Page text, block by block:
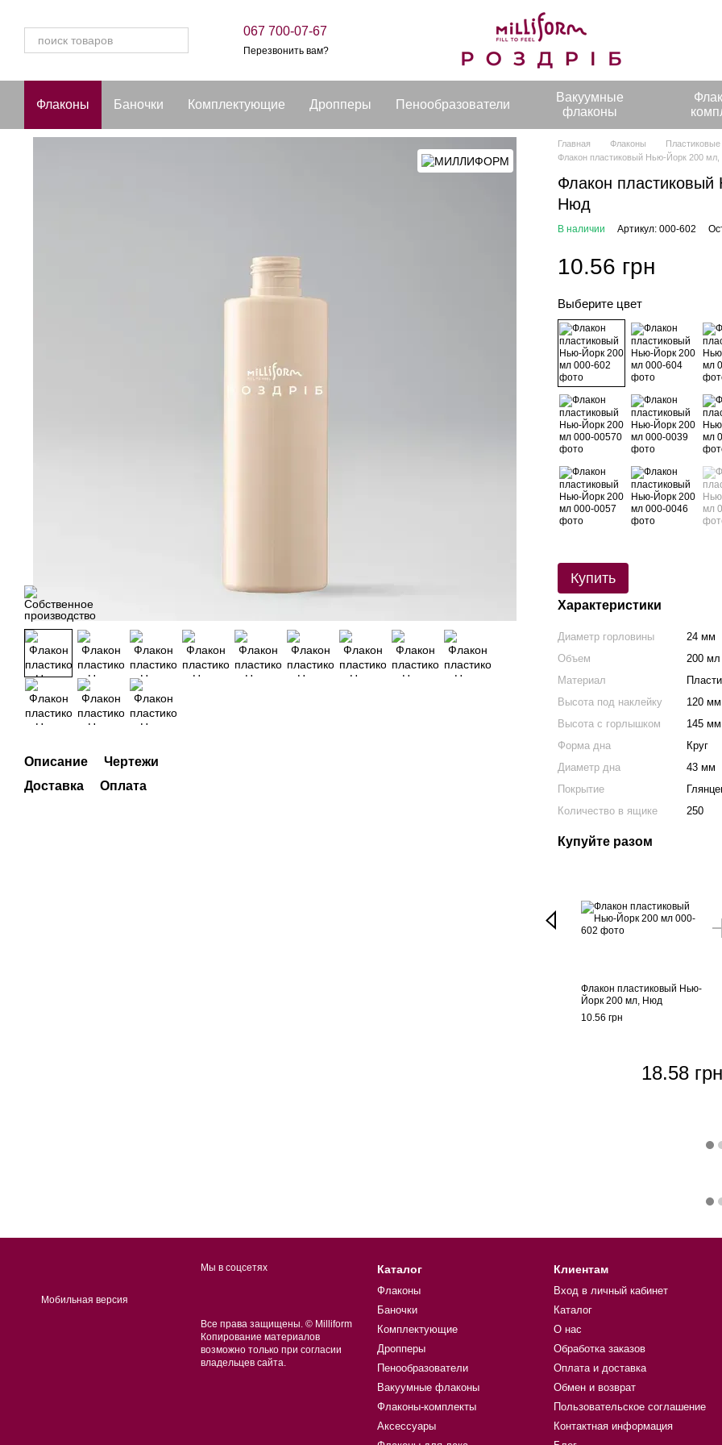
067 700-07-67
Перезвонить вам?
Флаконы Баночки Комплектующие Дропперы Пенообразователи
Вакуумные
флаконы
Описание
Чертежи
Доставка
Оплата
Главная Флаконы
Флакон пластиковый Нью-Йорк 200
Флакон
Нюд
В наличии Артикул: 000-602
10.56 грн
Выберите цвет
Купить
Характеристики
Диаметр горловины
24 мм
Объем
200 мл
Материал
Высота под наклейку
120 мм
Высота с горлышком
145 мм
Форма дна
Круг
Диаметр дна
43 мм
Покрытие
Количество в ящике
250
Купуйте разом
Флакон пластиковый Нью-
Йорк 200 мл, Нюд
10.56 грн
18.58 грн
Мобильная версия
Мы в соцсетях
Все права защищены. © Milliform
Копирование материалов
возможно только при согласии
владельцев сайта.
Каталог
Флаконы
Баночки
Комплектующие
Дропперы
Пенообразователи
Вакуумные флаконы
Флаконы-комплекты
Аксессуары
Клиентам
Вход в личный кабинет
Каталог
О нас
Обработка заказов
Оплата и доставка
Обмен и возврат
Пользовательское соглашение
Контактная информация